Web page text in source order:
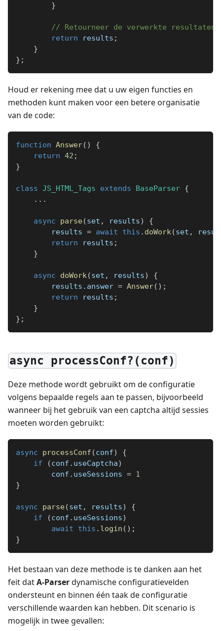
}
// Retourneer de verwerkte resultaten
return results ;
}
} ;
Houd er rekening mee dat u uw eigen functies en
methoden kunt maken voor een betere organisatie
van de code:
function Answer( )
{
return 42 ;
}
class JS_HTML_Tags extends BaseParser {
...
async parse(set , results)
{
        results
= await this . doWork(set ,
return results ;
}
async doWork(set , results)
{
        results
. answer = Answer( ) ;
return results ;
}
} ;
async processConf?(conf)
Deze methode wordt gebruikt om de configuratie
volgens bepaalde regels aan te passen, bijvoorbeeld
wanneer bij het gebruik van een captcha altijd sessies
moeten worden gebruikt:
async processConf (conf)
{
if
(conf . useCaptcha)
        conf
. useSessions = 1
}
async parse(set , results)
{
if
(conf . useSessions)
await
this . login ( ) ;
}
Het bestaan van deze methode is te danken aan het
feit datA-Parserdynamische configuratievelden
ondersteunt en binnen één taak de configuratie
verschillende waarden kan hebben. Dit scenario is
mogelijk in twee gevallen: